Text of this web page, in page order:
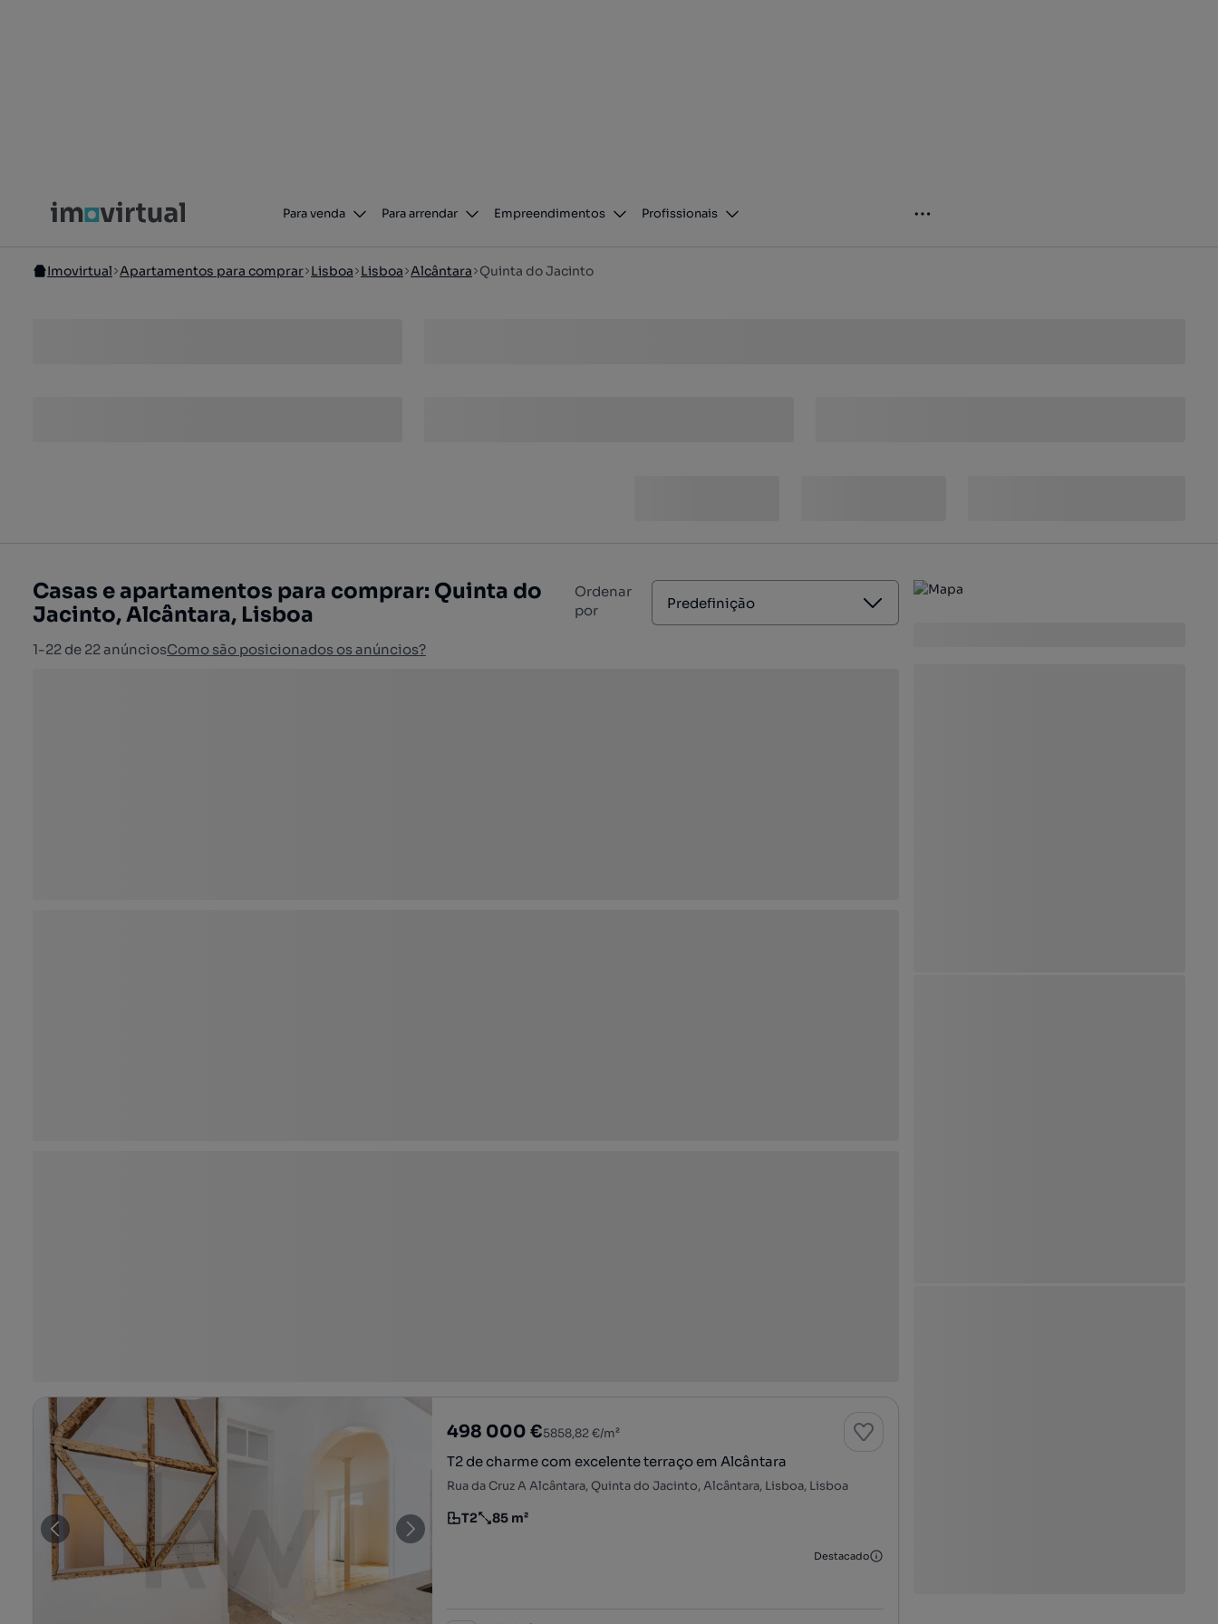
Para venda Para arrendar Empreendimentos Profissionais
Imovirtual Apartamentos para comprar Lisboa Lisboa Alcântara Quinta do Jacinto
Casas e apartamentos para comprar: Quinta do
Jacinto, Alcântara, Lisboa
1-22 de 22 anúnciosComo são posicionados os anúncios?
Ordenar
por
Predefinição
498 000 €5858,82 €/m²
T2 de charme com excelente terraço em Alcântara
Rua da Cruz A Alcântara, Quinta do Jacinto, Alcântara, Lisboa, Lisboa
Tipologia
T2
Preço por metro quadrado
85 m²
Destacado